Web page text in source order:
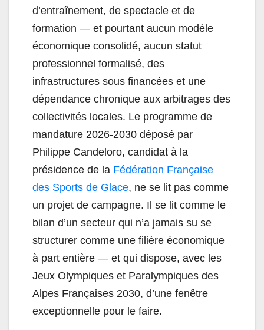
d’entraînement, de spectacle et de
formation — et pourtant aucun modèle
économique consolidé, aucun statut
professionnel formalisé, des
infrastructures sous financées et une
dépendance chronique aux arbitrages des
collectivités locales. Le programme de
mandature 2026-2030 déposé par
Philippe Candeloro, candidat à la
présidence de la Fédération Française
des Sports de Glace, ne se lit pas comme
un projet de campagne. Il se lit comme le
bilan d’un secteur qui n’a jamais su se
structurer comme une filière économique
à part entière — et qui dispose, avec les
Jeux Olympiques et Paralympiques des
Alpes Françaises 2030, d’une fenêtre
exceptionnelle pour le faire.